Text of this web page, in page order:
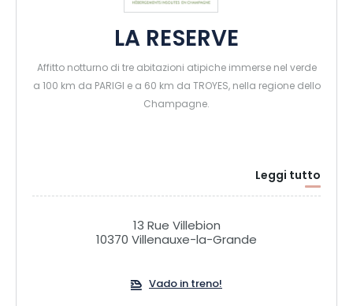
LA RESERVE
Affitto notturno di tre abitazioni atipiche immerse nel verde
a 100 km da PARIGI e a 60 km da TROYES, nella regione dello
Champagne.
Leggi tutto
13 Rue Villebion
10370 Villenauxe-la-Grande
Vado in treno!